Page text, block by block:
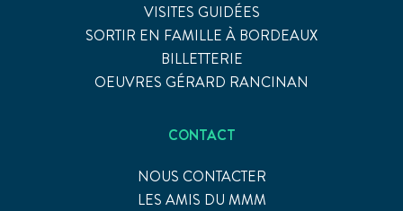
VISITES GUIDÉES
SORTIR EN FAMILLE À BORDEAUX
BILLETTERIE
OEUVRES GÉRARD RANCINAN
CONTACT
NOUS CONTACTER
LES AMIS DU MMM